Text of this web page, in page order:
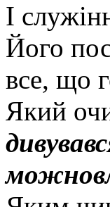
І
Його
все, що
Який